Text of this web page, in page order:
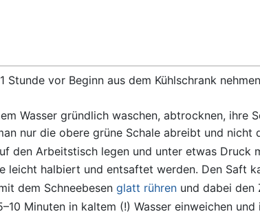
Stunde vor Beginn aus dem Kühlschrank
Wasser gründlich waschen, abtrocknen, ihre
nur die obere grüne Schale abreibt und nicht
den Arbeitstisch legen und unter etwas Druck
leicht halbiert und entsaftet werden. Den Saft
dem Schneebesen glatt rührenund dabei den
Minuten in kaltem (!) Wasser einweichen